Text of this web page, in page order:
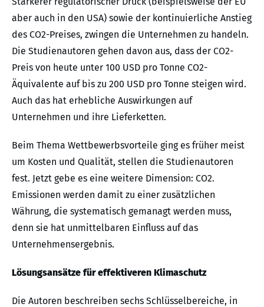
aber auch in den USA) sowie der kontinuierliche Anstieg
des CO2-Preises, zwingen die Unternehmen zu handeln.
Die Studienautoren gehen davon aus, dass der CO2-
Preis von heute unter 100 USD pro Tonne CO2-
Äquivalente auf bis zu 200 USD pro Tonne steigen wird.
Auch das hat erhebliche Auswirkungen auf
Unternehmen und ihre Lieferketten.
Beim Thema Wettbewerbsvorteile ging es früher meist
um Kosten und Qualität, stellen die Studienautoren
fest. Jetzt gebe es eine weitere Dimension: CO2.
Emissionen werden damit zu einer zusätzlichen
Währung, die systematisch gemanagt werden muss,
denn sie hat unmittelbaren Einfluss auf das
Unternehmensergebnis.
Lösungsansätze für effektiveren Klimaschutz
Die Autoren beschreiben sechs Schlüsselbereiche, in